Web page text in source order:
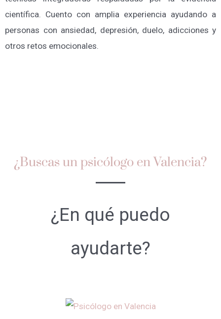
científica. Cuento con amplia experiencia ayudando a
personas con ansiedad, depresión, duelo, adicciones y
otros retos emocionales.
¿Buscas un psicólogo en Valencia?
¿En qué puedo
ayudarte?